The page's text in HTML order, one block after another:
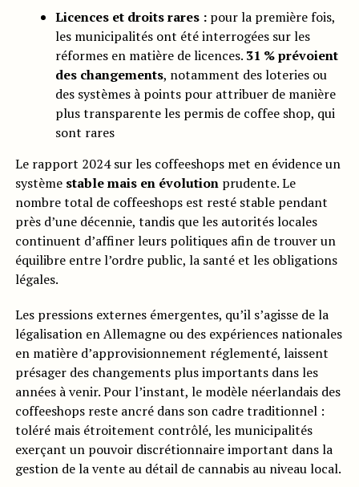
Licences et droits rares :pour la première fois,
les municipalités ont été interrogées sur les
réformes en matière de licences. 31 % prévoient
des changements, notamment des loteries ou
des systèmes à points pour attribuer de manière
plus transparente les permis de coffee shop, qui
sont rares
Le rapport 2024 sur les coffeeshops met en évidence un
système stable mais en évolutionprudente. Le
nombre total de coffeeshops est resté stable pendant
près d’une décennie, tandis que les autorités locales
continuent d’affiner leurs politiques afin de trouver un
équilibre entre l’ordre public, la santé et les obligations
légales.
Les pressions externes émergentes, qu’il s’agisse de la
légalisation en Allemagne ou des expériences nationales
en matière d’approvisionnement réglementé, laissent
présager des changements plus importants dans les
années à venir. Pour l’instant, le modèle néerlandais des
coffeeshops reste ancré dans son cadre traditionnel :
toléré mais étroitement contrôlé, les municipalités
exerçant un pouvoir discrétionnaire important dans la
gestion de la vente au détail de cannabis au niveau local.